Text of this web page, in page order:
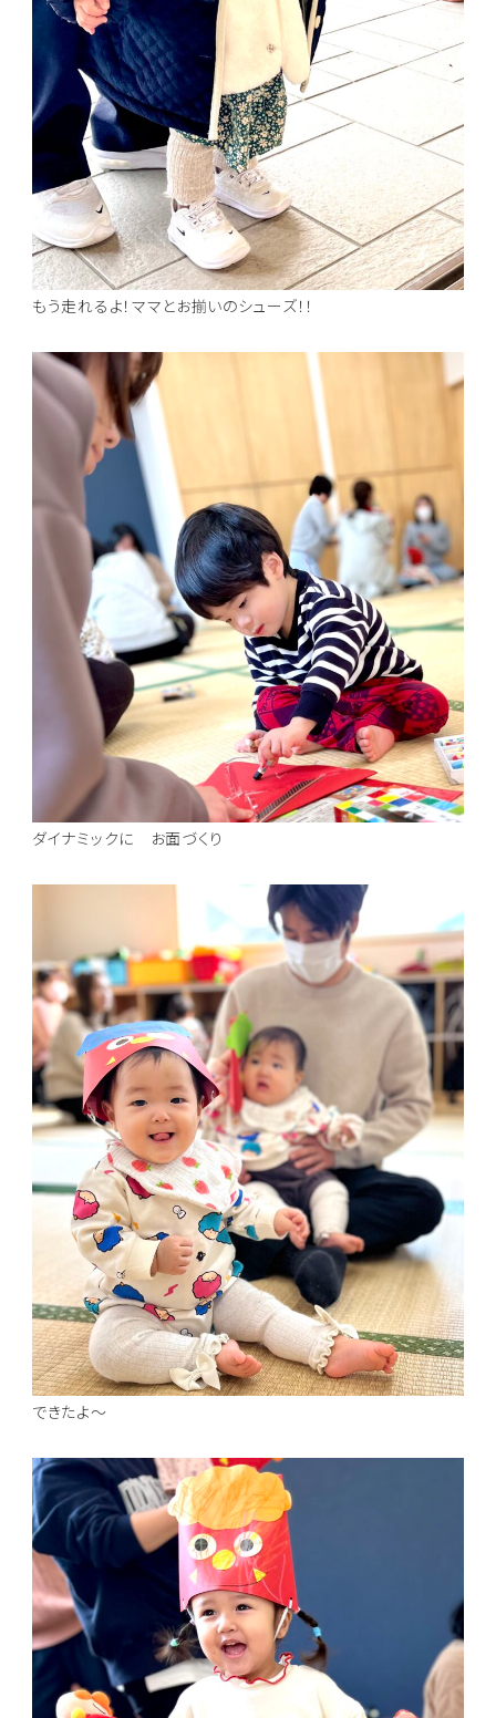
もう走れるよ！ママとお揃いのシューズ！！
ダイナミックに お面づくり
できたよ～